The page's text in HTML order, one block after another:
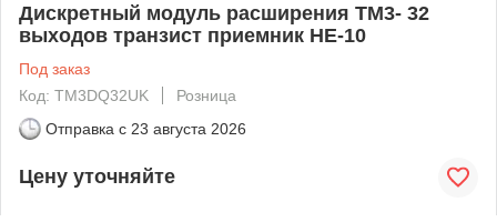
Дискретный модуль расширения ТМ3- 32
выходов транзист приемник НЕ-10
Под заказ
Код: TM3DQ32UK
Розница
Отправка с 23 августа 2026
Цену уточняйте